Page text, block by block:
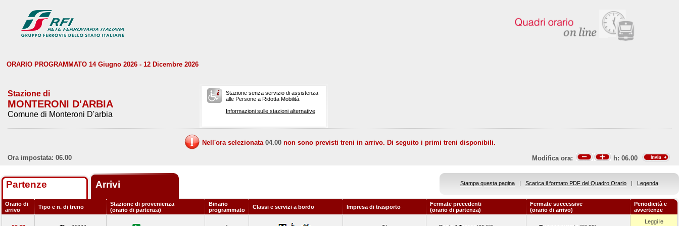
ORARIO PROGRAMMATO 14 Giugno 2026 - 12 Dicembre 2026
Stazione di
MONTERONI D'ARBIA
Comune di Monteroni D'arbia
Stazione senza servizio di assistenza
alle Persone a Ridotta Mobilità.
Informazioni sulle stazioni alternative
Nell'ora selezionata 04.00 non sono previsti treni in arrivo. Di seguito i primi treni disponibili.
Ora impostata: 06.00
Modifica ora: h: 06.00
Partenze Arrivi Stampa questa pagina | Scarica il formato PDF del Quadro Orario | Legenda
Orario di
arrivo
Tipo e n. di treno
Stazione di provenienza
(orario di partenza)
Binario
programmato
Classi e servizi a bordo Impresa di trasporto
Fermate precedenti
(orario di partenza)
Fermate successive
(orario di arrivo)
Periodicità e
avvertenze
Leggi le